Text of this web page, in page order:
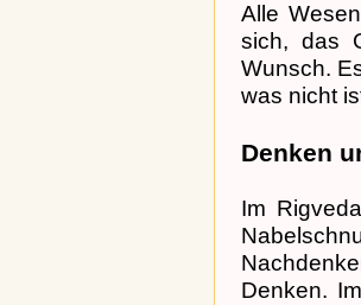
Alle
sich, das
Wunsch.
was nicht
Denken
Im
Denken.